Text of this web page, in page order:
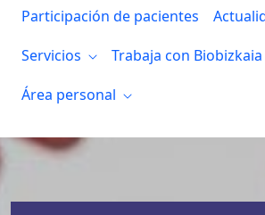
Participación de pacientes
Servicios
Trabaja con Biobizkaia
Área personal